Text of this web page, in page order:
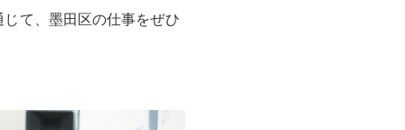
て、墨田区の仕事をぜひ